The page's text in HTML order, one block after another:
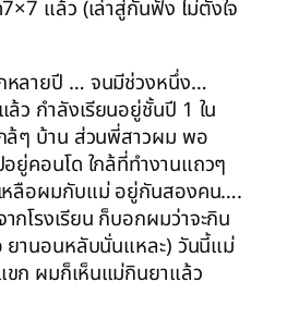
แล้ว (เล่าสู่กันฟัง ไม่ตั้งใจ
หลายปี … จนมีช่วงหนึ่ง…
ว กำลังเรียนอยู่ชั้นปี 1 ใน
ล้ๆ บ้าน ส่วนพี่สาวผม พอ
ยู่คอนโด ใกล้ที่ทำงานแถวๆ
หลือผมกับแม่ อยู่กันสองคน….
โรงเรียน ก็บอกผมว่าจะกิน
ยานอนหลับนั่นแหละ) วันนี้แม่
ก ผมก็เห็นแม่กินยาแล้ว